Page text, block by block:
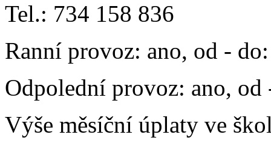
Tel.: 734 158 836
Ranní provoz: ano, od -
Odpolední provoz: ano,
Výše měsíční úplaty ve